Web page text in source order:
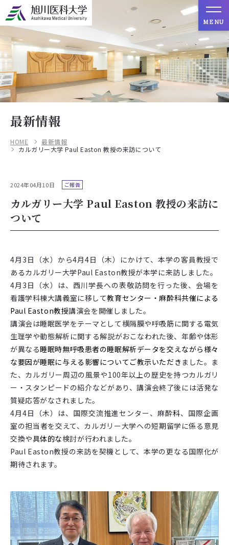
MENU
最新情報
HOME
最新情報
カルガリー大学 Paul Easton 教授の来訪について
2024年04月10日 ご報告
カルガリー大学 Paul Easton 教授の来訪に
ついて
4月3日（水）から4月4日（木）にかけて、本学の客員教授で
あるカルガリー大学Paul Easton教授が本学に来訪しました。
4月3日（水）は、西川学長への表敬訪問を行った後、会場を
看護学科棟大講義室に移して教育センター・麻酔科共催による
Paul Easton教授講演会を開催しました。
講演会は睡眠医学をテーマとして横隔膜や呼吸筋に関する電気
生理学や動態解析に関する解説がおこなわれた後、年齢や体形
が異なる睡眠時無呼吸患者の睡眠解析データを交えながら様々
な要因が睡眠に与える影響についてご教示いただきました。ま
た、カルガリー周辺の風景や100年以上の歴史を持つカルガリ
ー・スタンピードの紹介などがあり、講演会終了後には活発な
質疑応答がなされました。
4月4日（木）は、国際交流推進センター、麻酔科、国際企画
室の担当者を交えて、カルガリー大学への短期留学に係る意見
交換や具体的な検討が行われました。
Paul Easton教授の来訪を契機として、本学の更なる国際化が
期待されます。